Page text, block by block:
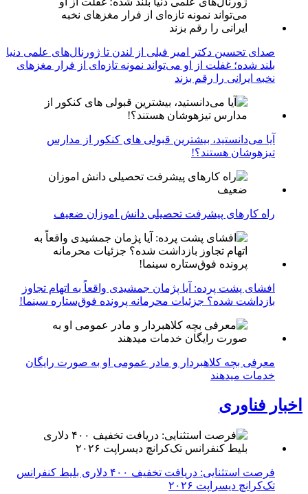
صدای تحسین دکتر امیر فیلی از لندن تا ژورنال‌های علمی دنیا
بلند شده؛ غفلت از او می‌تواند نمونه تازه‌ای از فرار مغزهای
نخبه ایرانی را رقم بزند
آیا می‌دانستید، بیشترین قبولی های کنکور از مدارس
تیزهوشان هستند؟!
راه کارهای پیشرفت تحصیلی دانش اموزان ضعیف
افشای پشت پرده: آیا پژمان جمشیدی واقعاً به اتهام تجاوز
بازداشت شده؟ جزئیات محرمانه پرونده فوق‌ستاره سینما!
معرفی بچه کلاهبردار و مادر عمومی او به صورت رایگان
خدمات میدهند
اخبار فناوری
فرصت استثنایی: دریافت تخفیف ۴۰۰ دلاری بلیط کنفرانس
تک‌کرانچ دیسراپت ۲۰۲۶